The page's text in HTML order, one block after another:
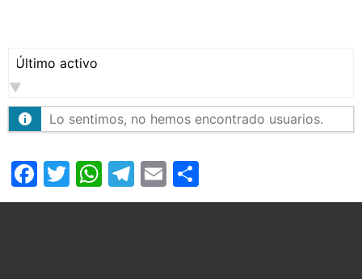
Mostrar:
Lo sentimos, no hemos encontrado usuarios.
Facebook
Twitter
WhatsApp
Telegram
Email